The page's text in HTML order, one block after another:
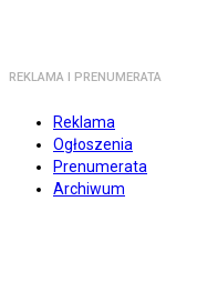
REKLAMA I PRENUMERATA
Reklama
Ogłoszenia
Prenumerata
Archiwum